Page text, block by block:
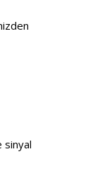
sinyal